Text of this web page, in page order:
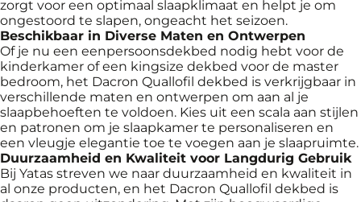
zorgt voor een optimaal slaapklimaat en helpt je om
ongestoord te slapen, ongeacht het seizoen.
Beschikbaar in Diverse Maten en Ontwerpen
Of je nu een eenpersoonsdekbed nodig hebt voor de
kinderkamer of een kingsize dekbed voor de master
bedroom, het Dacron Quallofil dekbed is verkrijgbaar in
verschillende maten en ontwerpen om aan al je
slaapbehoeften te voldoen. Kies uit een scala aan stijlen
en patronen om je slaapkamer te personaliseren en
een vleugje elegantie toe te voegen aan je slaapruimte.
Duurzaamheid en Kwaliteit voor Langdurig Gebruik
Bij Yatas streven we naar duurzaamheid en kwaliteit in
al onze producten, en het Dacron Quallofil dekbed is